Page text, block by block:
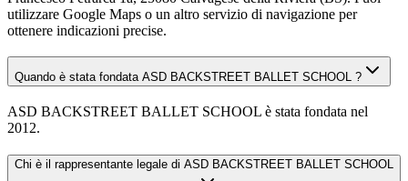
utilizzare Google Maps o un altro servizio di navigazione per
ottenere indicazioni precise.
Quando è stata fondata ASD BACKSTREET BALLET SCHOOL ?
ASD BACKSTREET BALLET SCHOOL è stata fondata nel
2012.
Chi è il rappresentante legale di ASD BACKSTREET BALLET SCHOOL